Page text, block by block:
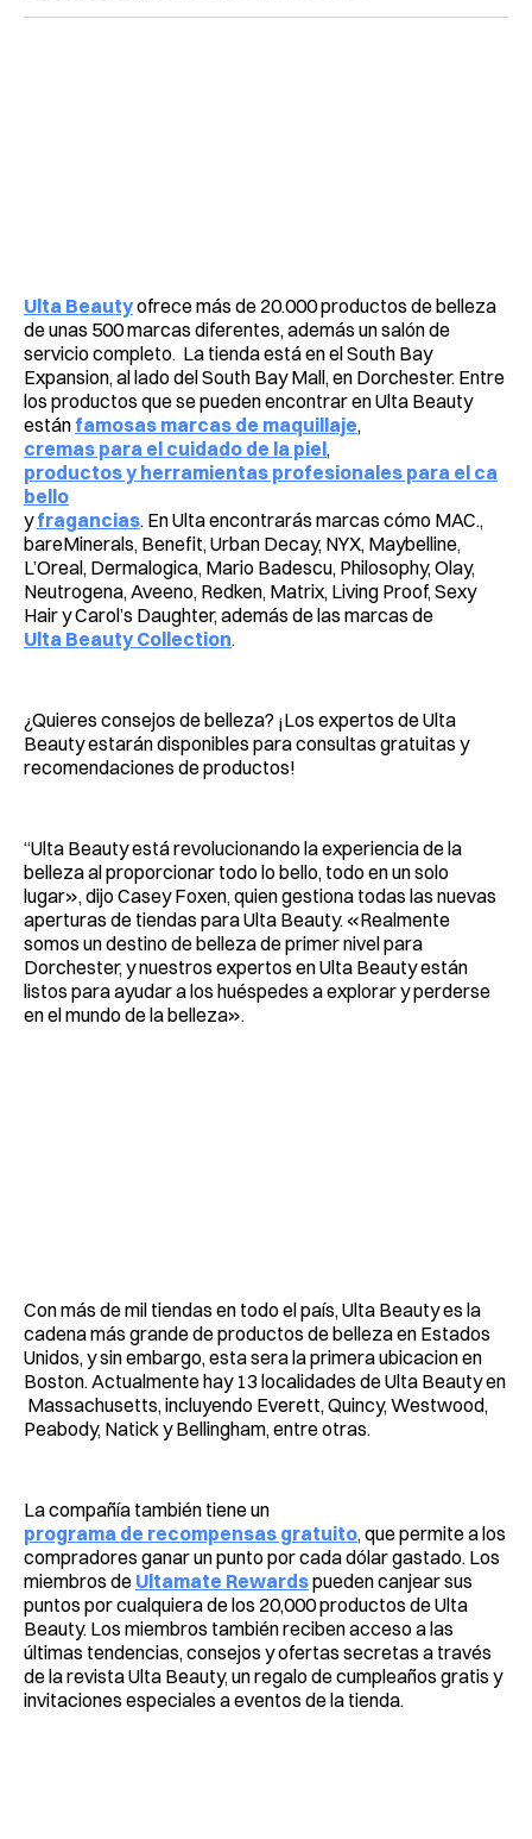
Ulta Beautyofrece más de 20.000 productos de belleza
de unas 500 marcas diferentes, además un salón de
servicio completo. La tienda está en el South Bay
Expansion, al lado del South Bay Mall, en Dorchester. Entre
los productos que se pueden encontrar en Ulta Beauty
están famosas marcas de maquillaje,
cremas para el cuidado de la piel,
productos y herramientas profesionales para el ca
bello
yfragancias. En Ulta encontrarás marcas cómo MAC.,
bareMinerals, Benefit, Urban Decay, NYX, Maybelline,
L’Oreal, Dermalogica, Mario Badescu, Philosophy, Olay,
Neutrogena, Aveeno, Redken, Matrix, Living Proof, Sexy
Hair y Carol’s Daughter, además de las marcas de
Ulta Beauty Collection.
¿Quieres consejos de belleza? ¡Los expertos de Ulta
Beauty estarán disponibles para consultas gratuitas y
recomendaciones de productos!
“Ulta Beauty está revolucionando la experiencia de la
belleza al proporcionar todo lo bello, todo en un solo
lugar», dijo Casey Foxen, quien gestiona todas las nuevas
aperturas de tiendas para Ulta Beauty. «Realmente
somos un destino de belleza de primer nivel para
Dorchester, y nuestros expertos en Ulta Beauty están
listos para ayudar a los huéspedes a explorar y perderse
en el mundo de la belleza».
Con más de mil tiendas en todo el país, Ulta Beauty es la
cadena más grande de productos de belleza en Estados
Unidos, y sin embargo, esta sera la primera ubicacion en
Boston. Actualmente hay 13 localidades de Ulta Beauty en
Massachusetts, incluyendo Everett, Quincy, Westwood,
Peabody, Natick y Bellingham, entre otras.
La compañía también tiene un
programa de recompensas gratuito, que permite a los
compradores ganar un punto por cada dólar gastado. Los
miembros de Ultamate Rewardspueden canjear sus
puntos por cualquiera de los 20,000 productos de Ulta
Beauty. Los miembros también reciben acceso a las
últimas tendencias, consejos y ofertas secretas a través
de la revista Ulta Beauty, un regalo de cumpleaños gratis y
invitaciones especiales a eventos de la tienda.